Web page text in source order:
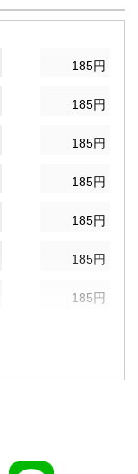
185円
185円
185円
185円
185円
185円
185円